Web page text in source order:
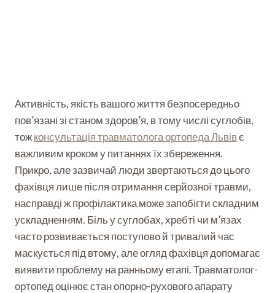
Активність, якість вашого життя безпосередньо
пов’язані зі станом здоров’я, в тому числі суглобів,
тожконсультація травматолога ортопеда Львівє
важливим кроком у питаннях їх збереження.
Прикро, але зазвичай люди звертаються до цього
фахівця лише після отримання серйозної травми,
насправді ж профілактика може запобігти складним
ускладненням. Біль у суглобах, хребті чи м’язах
часто розвивається поступово й тривалий час
маскується під втому, але огляд фахівця допомагає
виявити проблему на ранньому етапі. Травматолог-
ортопед оцінює стан опорно-рухового апарату